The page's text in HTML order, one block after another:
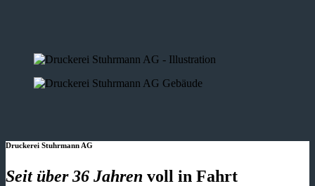
Druckerei Stuhrmann AG
Seit über 36 Jahren voll in Fahrt